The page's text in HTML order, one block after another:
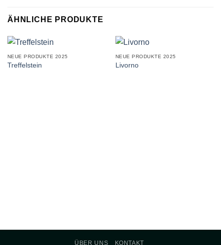
ÄHNLICHE PRODUKTE
NEUE PRODUKTE 2025
Treffelstein
NEUE PRODUKTE 2025
Livorno
ÜBER UNS KONTAKT